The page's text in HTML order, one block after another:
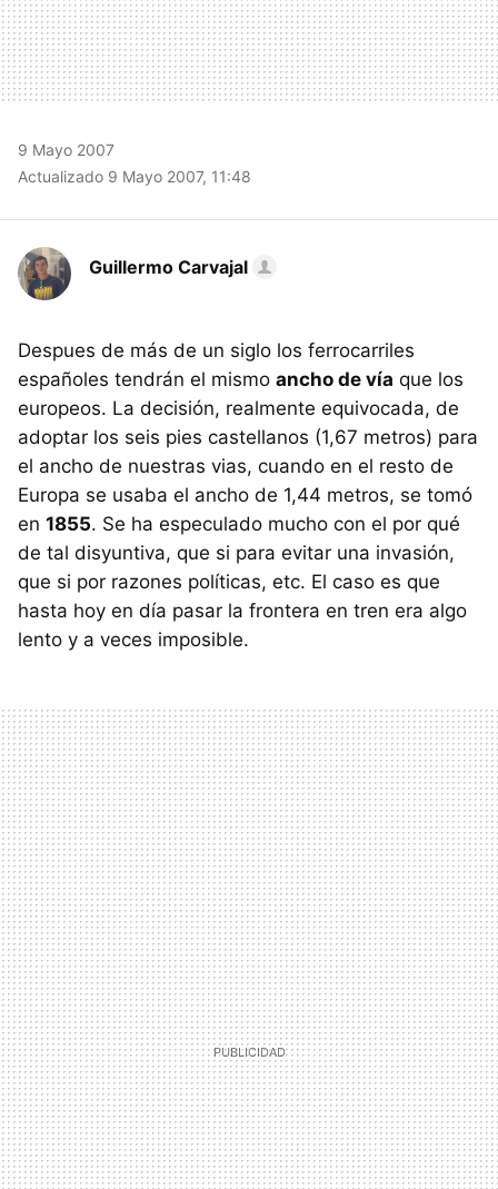
9 Mayo 2007
Actualizado 9 Mayo 2007, 11:48
Guillermo Carvajal
Despues de más de un siglo los ferrocarriles
españoles tendrán el mismo ancho de vía que los
europeos. La decisión, realmente equivocada, de
adoptar los seis pies castellanos (1,67 metros) para
el ancho de nuestras vias, cuando en el resto de
Europa se usaba el ancho de 1,44 metros, se tomó
en 1855. Se ha especulado mucho con el por qué
de tal disyuntiva, que si para evitar una invasión,
que si por razones políticas, etc. El caso es que
hasta hoy en día pasar la frontera en tren era algo
lento y a veces imposible.